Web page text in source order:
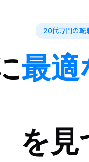
20代専門の転
最
を